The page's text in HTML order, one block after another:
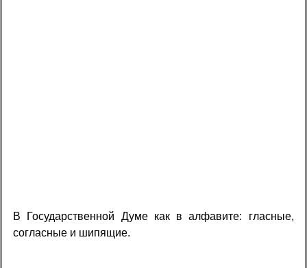
В Государственной Думе как в алфавите: гласные,
согласные и шипящие.